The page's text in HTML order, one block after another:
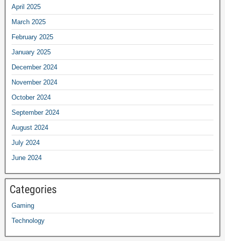
April 2025
March 2025
February 2025
January 2025
December 2024
November 2024
October 2024
September 2024
August 2024
July 2024
June 2024
Categories
Gaming
Technology